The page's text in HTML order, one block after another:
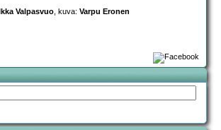
Ilkka Valpasvuo, kuva: Varpu Eronen